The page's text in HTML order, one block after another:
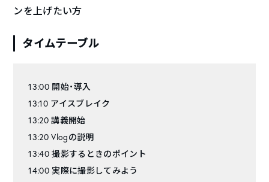
ンを上げたい方
タイムテーブル
13:00 開始・導入
13:10 アイスブレイク
13:20 講義開始
13:20 Vlogの説明
13:40 撮影するときのポイント
14:00 実際に撮影してみよう